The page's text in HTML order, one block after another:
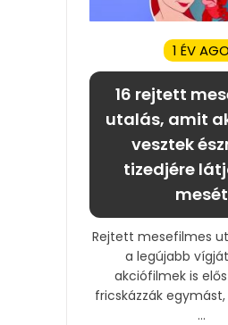
1 ÉV AGO
16 rejtett
utalás, amit
vesztek
tizedjére
mesét
Rejtett mesefilmes
a legújabb
akciófilmek is
fricskázzák
...